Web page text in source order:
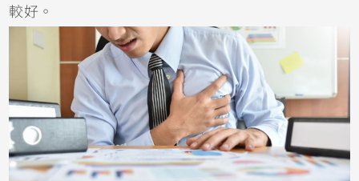
較好。